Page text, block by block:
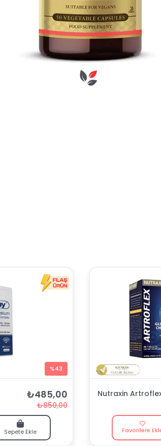
%43
₺485,00
₺850,00
Sepete Ekle
Nutraxin
Favorilere